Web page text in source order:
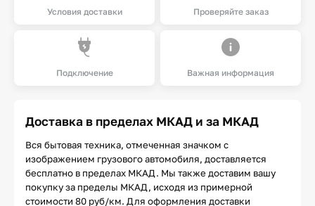
Условия доставки Проверяйте заказ
Подключение Важная информация
Доставка в пределах МКАД и за МКАД
Вся бытовая техника, отмеченная значком с
изображением грузового автомобиля, доставляется
бесплатно в пределах МКАД. Мы также доставим вашу
покупку за пределы МКАД, исходя из примерной
стоимости 80 руб/км. Для оформления доставки